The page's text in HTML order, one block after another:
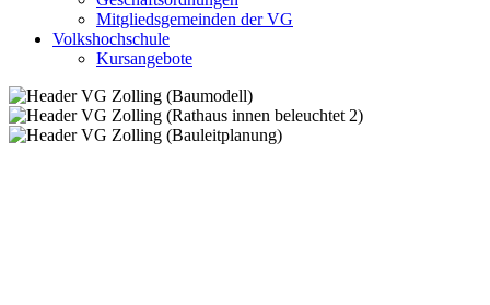
Mitgliedsgemeinden der VG
Volkshochschule
Kursangebote